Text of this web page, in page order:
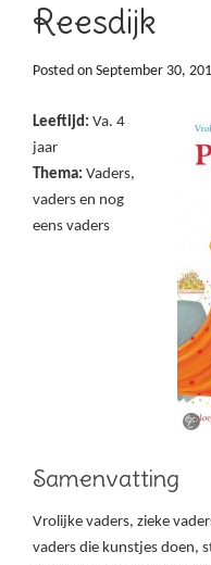
Reesdijk
Posted on September 30,
Leeftijd: Va. 4
jaar
Thema: Vaders,
vaders en nog
eens vaders
Samenvatting
Vrolijke vaders, zieke
vaders die kunstjes doen,